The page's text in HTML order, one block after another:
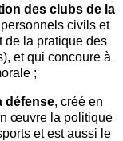
des clubs de la
civils et
de la pratique des
et qui concoure à
;
défense, créé en
œuvre la politique
et est aussi le